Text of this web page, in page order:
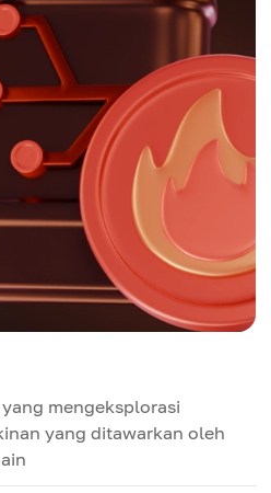
mengeksplorasi
yang ditawarkan oleh